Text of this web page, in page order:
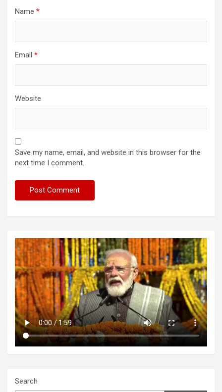
Name *
Email *
Website
Save my name, email, and website in this browser for the
next time I comment.
Search